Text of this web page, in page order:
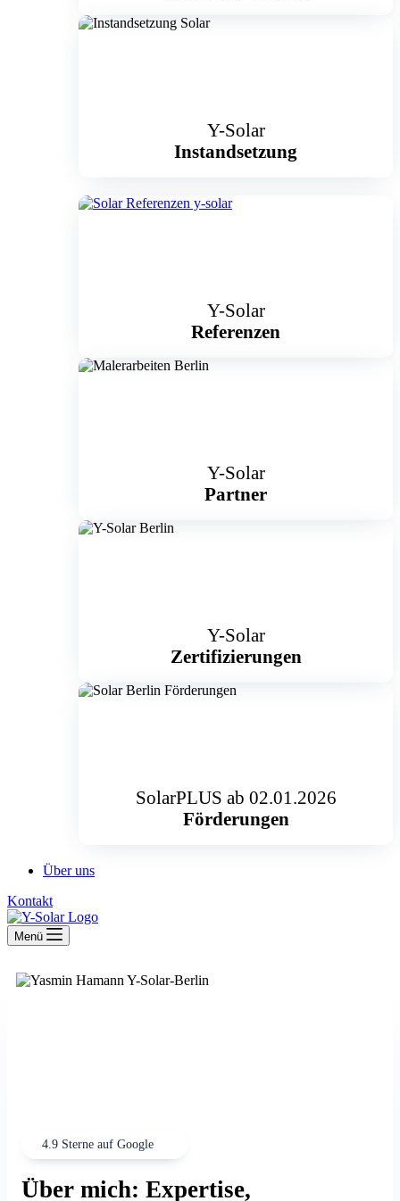
Y-Solar
Instandsetzung
Y-Solar
Referenzen
Y-Solar
Partner
Y-Solar
Zertifizierungen
SolarPLUS ab 02.01.2026
Förderungen
Über uns
Kontakt
Menü
4.9 Sterne auf Google
Über mich: Expertise,